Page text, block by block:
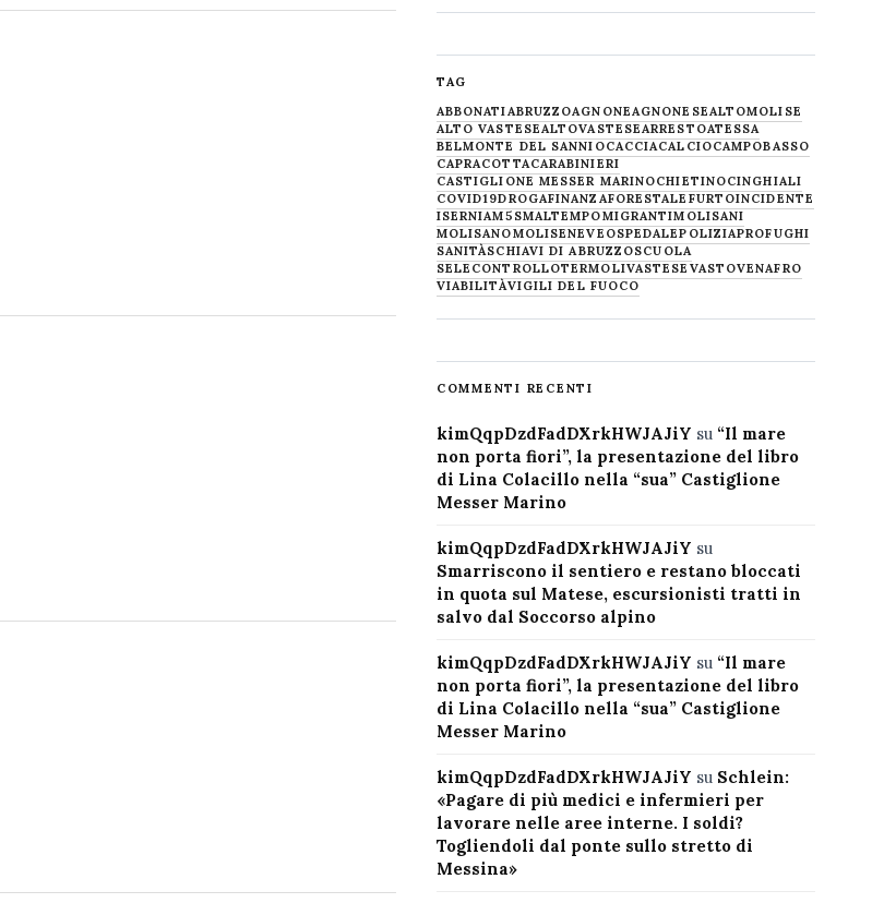
TAG
ABBONATIABRUZZOAGNONEAGNONESEALTOMOLISE
ALTO VASTESEALTOVASTESEARRESTOATESSA
BELMONTE DEL SANNIOCACCIACALCIOCAMPOBASSO
CAPRACOTTACARABINIERI
CASTIGLIONE MESSER MARINOCHIETINOCINGHIALI
COVID19DROGAFINANZAFORESTALE FURTOINCIDENTE
ISERNIAM5SMALTEMPOMIGRANTIMOLISANI
MOLISANOMOLISENEVE OSPEDALEPOLIZIAPROFUGHI
SANITÀSCHIAVI DI ABRUZZOSCUOLA
SELECONTROLLOTERMOLIVASTESE VASTOVENAFRO
VIABILITÀVIGILI DEL FUOCO
COMMENTI RECENTI
kimQqpDzdFadDXrkHWJAJiY su “Il mare
non porta fiori”, la presentazione del libro
di Lina Colacillo nella “sua” Castiglione
Messer Marino
kimQqpDzdFadDXrkHWJAJiY su
Smarriscono il sentiero e restano bloccati
in quota sul Matese, escursionisti tratti in
salvo dal Soccorso alpino
kimQqpDzdFadDXrkHWJAJiY su “Il mare
non porta fiori”, la presentazione del libro
di Lina Colacillo nella “sua” Castiglione
Messer Marino
kimQqpDzdFadDXrkHWJAJiY su Schlein:
«Pagare di più medici e infermieri per
lavorare nelle aree interne. I soldi?
Togliendoli dal ponte sullo stretto di
Messina»